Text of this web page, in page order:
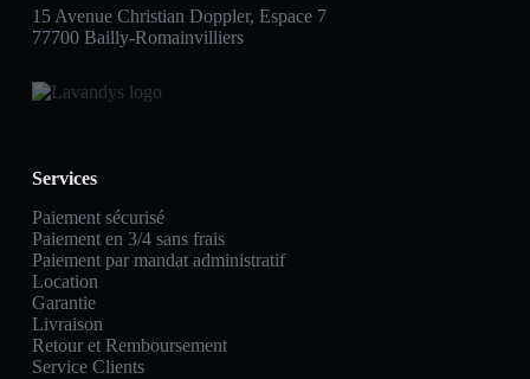
15 Avenue Christian Doppler, Espace 7
77700 Bailly-Romainvilliers
Services
Paiement sécurisé
Paiement en 3/4 sans frais
Paiement par mandat administratif
Location
Garantie
Livraison
Retour et Remboursement
Service Clients